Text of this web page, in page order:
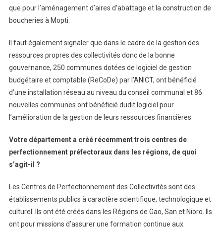
que pour l’aménagement d’aires d’abattage et la construction de
boucheries à Mopti.
Il faut également signaler que dans le cadre de la gestion des
ressources propres des collectivités donc de la bonne
gouvernance, 250 communes dotées de logiciel de gestion
budgétaire et comptable (ReCoDe) par l’ANICT, ont bénéficié
d’une installation réseau au niveau du conseil communal et 86
nouvelles communes ont bénéficié dudit logiciel pour
l’amélioration de la gestion de leurs ressources financières.
Votre département a créé récemment trois centres de
perfectionnement préfectoraux dans les régions, de quoi
s’agit-il ?
Les Centres de Perfectionnement des Collectivités sont des
établissements publics à caractère scientifique, technologique et
culturel. Ils ont été créés dans les Régions de Gao, San et Nioro. Ils
ont pour missions d’assurer une formation continue aux